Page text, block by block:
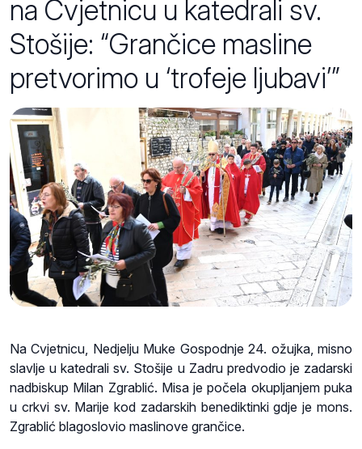
na Cvjetnicu u katedrali sv.
Stošije: “Grančice masline
pretvorimo u ‘trofeje ljubavi’”
Na Cvjetnicu, Nedjelju Muke Gospodnje 24. ožujka, misno
slavlje u katedrali sv. Stošije u Zadru predvodio je zadarski
nadbiskup Milan Zgrablić. Misa je počela okupljanjem puka
u crkvi sv. Marije kod zadarskih benediktinki gdje je mons.
Zgrablić blagoslovio maslinove grančice.